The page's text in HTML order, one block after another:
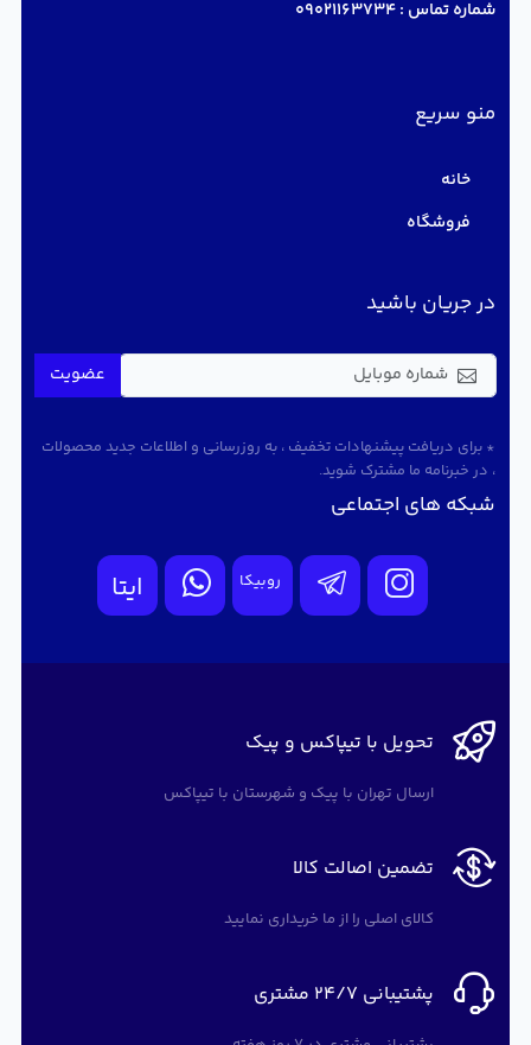
شماره تماس :09021163734
منو سریع
خانه
فروشگاه
در جریان باشید
عضویت
* برای دریافت پیشنهادات تخفیف ، به روزرسانی و اطلاعات جدید محصولات
، در خبرنامه ما مشترک شوید.
شبکه های اجتماعی
روبیکا ایتا
تحویل با تیپاکس و پیک
ارسال تهران با پیک و شهرستان با تیپاکس
تضمین اصالت کالا
کالای اصلی را از ما خریداری نمایید
پشتیبانی 24/7 مشتری